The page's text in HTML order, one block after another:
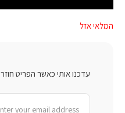
המלאי אזל
עדכנו אותי כאשר הפריט